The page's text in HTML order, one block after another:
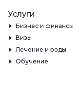
Услуги
Бизнес и финансы
Визы
Лечение и роды
Обучение